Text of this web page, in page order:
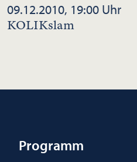
09.12.2010, 19:00 Uhr
KOLIKslam
Programm